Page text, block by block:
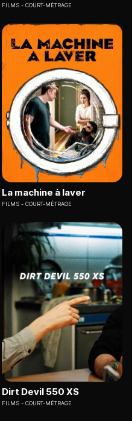
FILMS COURT-MÉTRAGE
La machine à laver
FILMS COURT-MÉTRAGE
Dirt Devil 550 XS
FILMS COURT-MÉTRAGE